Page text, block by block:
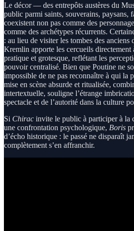
Le décor — des entrepôts austères du
public parmi saints, souverains, paysans,
coexistent non pas comme des
comme des archétypes récurrents.
: au lieu de visiter les tombes des anciens
Kremlin apporte les cercueils directement
pratique et grotesque, reflétant les
pouvoir centralisé. Bien que Poutine ne
impossible de ne pas reconnaître à qui la
mise en scène absurde et ritualisée,
intertextuelle, souligne l’étrange
spectacle et de l’autorité dans la culture
Si Chirac invite le public à participer à la
une confrontation psychologique, Boris
d’écho historique : le passé ne disparaît
complètement s’en affranchir.